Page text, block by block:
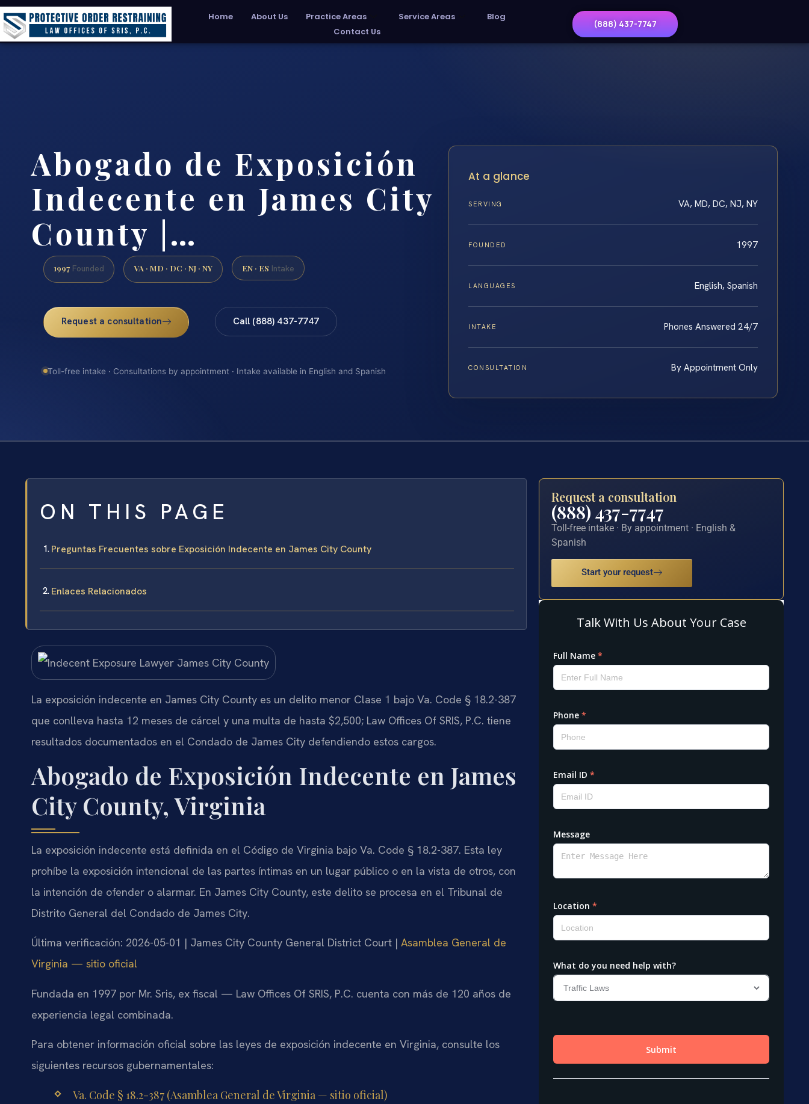
Home About Us Practice Areas Service Areas
Blog
Contact Us
(888) 437-7747
Abogado de Exposición
Indecente en James City
County |…
1997 Founded VA · MD · DC · NJ · NY EN · ES Intake
Request a consultation Call (888) 437-7747
Toll-free intake · Consultations by appointment · Intake available in English and Spanish
At a glance
SERVING VA, MD, DC, NJ, NY
FOUNDED 1997
LANGUAGES English, Spanish
INTAKE Phones Answered 24/7
CONSULTATION By Appointment Only
ON THIS PAGE
Preguntas Frecuentes sobre Exposición Indecente en James City County
Enlaces Relacionados
La exposición indecente en James City County es un delito menor Clase 1 bajo Va. Code § 18.2-387
que conlleva hasta 12 meses de cárcel y una multa de hasta $2,500; Law Offices Of SRIS, P.C. tiene
resultados documentados en el Condado de James City defendiendo estos cargos.
Abogado de Exposición Indecente en James
City County, Virginia
La exposición indecente está definida en el Código de Virginia bajo Va. Code § 18.2-387. Esta ley
prohíbe la exposición intencional de las partes íntimas en un lugar público o en la vista de otros, con
la intención de ofender o alarmar. En James City County, este delito se procesa en el Tribunal de
Distrito General del Condado de James City.
Última verificación: 2026-05-01 | James City County General District Court | Asamblea General de
Virginia — sitio oficial
Fundada en 1997 por Mr. Sris, ex fiscal — Law Offices Of SRIS, P.C. cuenta con más de 120 años de
experiencia legal combinada.
Para obtener información oficial sobre las leyes de exposición indecente en Virginia, consulte los
siguientes recursos gubernamentales:
Va. Code § 18.2-387 (Asamblea General de Virginia — sitio oficial)
Request a consultation
(888) 437-7747
Toll-free intake · By appointment · English &
Spanish
Start your request